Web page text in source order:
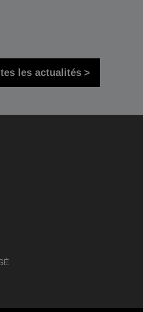
les actualités